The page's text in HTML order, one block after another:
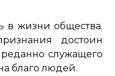
в жизни общества.
достоин
служащего
благо людей.